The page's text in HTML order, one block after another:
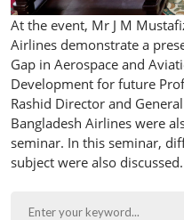
At the event, Mr J M
Airlines demonstrate a
Gap in Aerospace and
Development for future
Rashid Director and
Bangladesh Airlines were
seminar. In this seminar,
subject were also discussed.